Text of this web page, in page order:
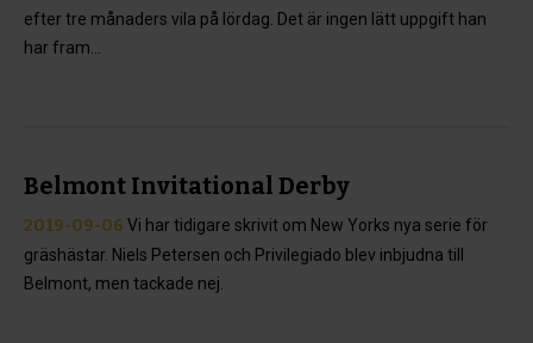
efter tre månaders vila på lördag. Det är ingen lätt uppgift han
har fram...
Belmont Invitational Derby
2019-09-06 Vi har tidigare skrivit om New Yorks nya serie för
gräshästar. Niels Petersen och Privilegiado blev inbjudna till
Belmont, men tackade nej.